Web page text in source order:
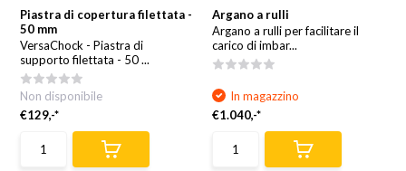
Piastra di copertura filettata -
50 mm
VersaChock - Piastra di
supporto filettata - 50 ...
Non disponibile
€129,-*
Argano a rulli
Argano a rulli per facilitare il
carico di imbar...
In magazzino
€1.040,-*